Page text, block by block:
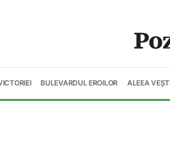
BULEVARDUL EROILOR ALEEA